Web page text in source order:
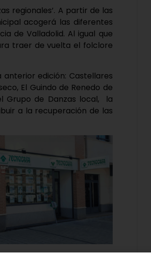
regionales’. A partir de las
acogerá las diferentes
de Valladolid. Al igual que
traer de vuelta el folclore
edición: Castellares
El Guindo de Renedo de
Grupo de Danzas local, la
a la recuperación de las